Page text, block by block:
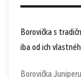
Borovička s
iba od ich
Borovička